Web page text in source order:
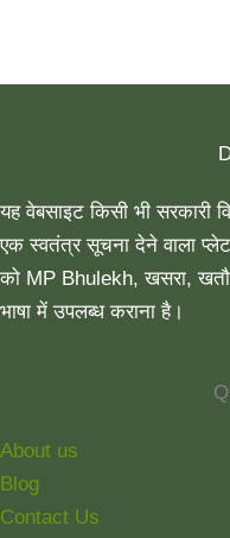
यह वेबसाइट किसी भी सरकारी
एक स्वतंत्र सूचना देने वाला
को MP Bhulekh, खसरा,
भाषा में उपलब्ध कराना है।
About us
Blog
Contact Us